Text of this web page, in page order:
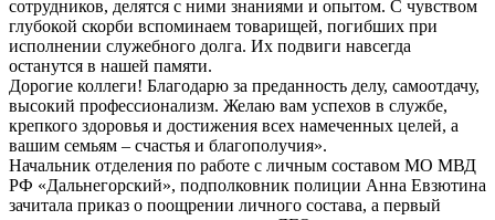
сотрудников, делятся с ними знаниями и опытом. С чувством
глубокой скорби вспоминаем товарищей, погибших при
исполнении служебного долга. Их подвиги навсегда
останутся в нашей памяти.
Дорогие коллеги! Благодарю за преданность делу, самоотдачу,
высокий профессионализм. Желаю вам успехов в службе,
крепкого здоровья и достижения всех намеченных целей, а
вашим семьям – счастья и благополучия».
Начальник отделения по работе с личным составом МО МВД
РФ «Дальнегорский», подполковник полиции Анна Евзютина
зачитала приказ о поощрении личного состава, а первый